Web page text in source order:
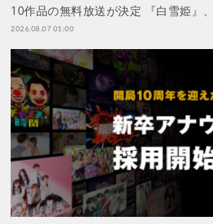
10作品の無料放送が決定 『白雪姫』
2026.08.07 01:00